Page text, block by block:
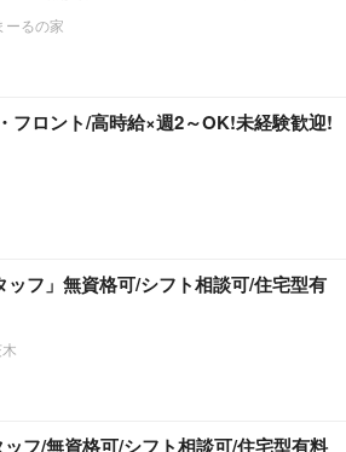
ーるの家
フロント/高時給×週2～OK!未経験歓迎!
ッフ」無資格可/シフト相談可/住宅型有
ッフ/無資格可/シフト相談可/住宅型有料